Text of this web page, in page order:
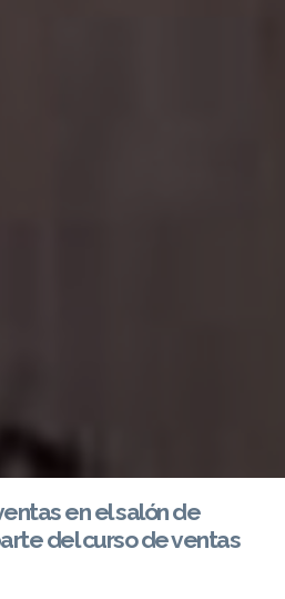
en el salón de
del curso de ventas